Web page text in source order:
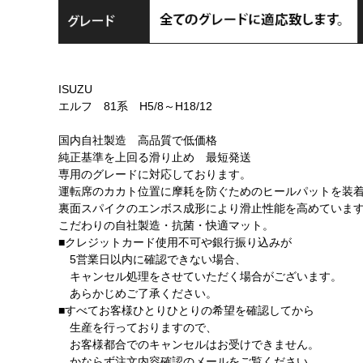
ISUZU
エルフ 81系 H5/8～H18/12
国内自社製造 高品質で低価格
純正基準を上回る滑り止め 最短発送
専用のグレードに対応しております。
運転席のカカト位置に摩耗を防ぐためのヒールパットを装着
裏面スパイクのエンボス成形により滑止性能を高めています
こだわりの自社製造・抗菌・快適マット。
■クレジットカード使用不可や銀行振り込みが
5営業日以内に確認できない場合、
キャンセル処理をさせていただく場合がございます。
あらかじめご了承ください。
■すべてお客様ひとりひとりの希望を確認してから
生産を行っておりますので、
お客様都合でのキャンセルはお受けできません。